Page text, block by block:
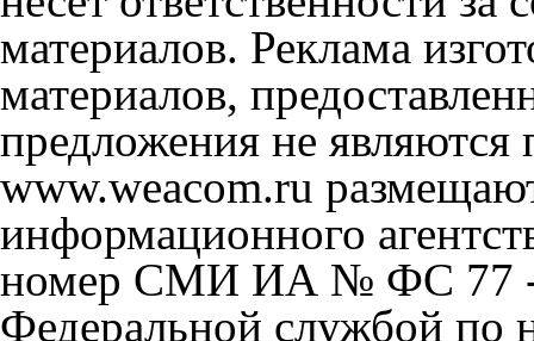
материалов. Реклама
материалов,
предложения не
www.weacom.ru
информационного
номер СМИ ИА № ФС 77 -
Федеральной службой по